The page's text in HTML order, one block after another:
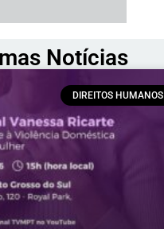
Notícias
DIREITOS HUMANOS